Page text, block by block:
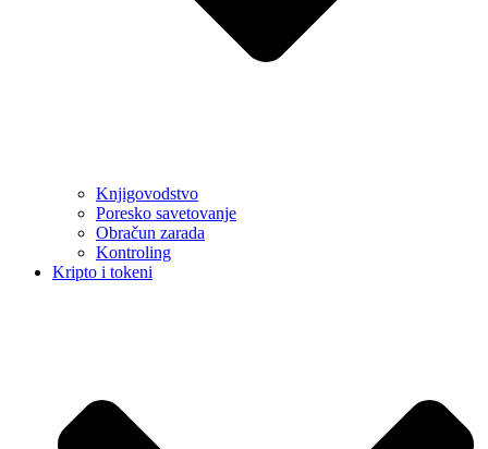
Knjigovodstvo
Poresko savetovanje
Obračun zarada
Kontroling
Kripto i tokeni